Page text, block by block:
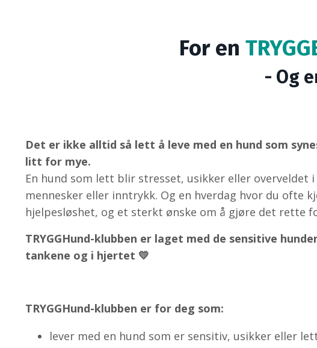
For en
- Og
Det er ikke alltid så lett å leve med en hund som
litt for mye.
En hund som lett blir stresset, usikker eller overveldet
mennesker eller inntrykk. Og en hverdag hvor du ofte
hjelpesløshet, og et sterkt ønske om å gjøre det rette
TRYGGHund-klubben er laget med de sensitive
tankene og i hjertet 💛
TRYGGHund-klubben er for deg som:
lever med en hund som er sensitiv, usikker eller